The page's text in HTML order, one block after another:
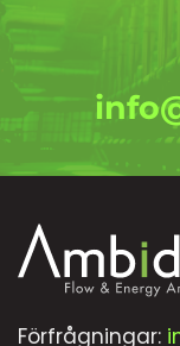
Förfrågningar: